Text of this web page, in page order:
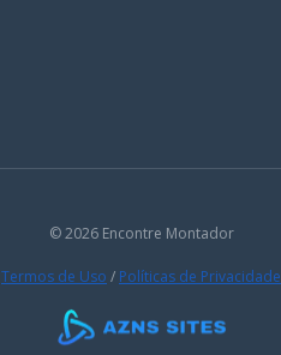
© 2026 Encontre Montador
Termos de Uso / Políticas de Privacidade